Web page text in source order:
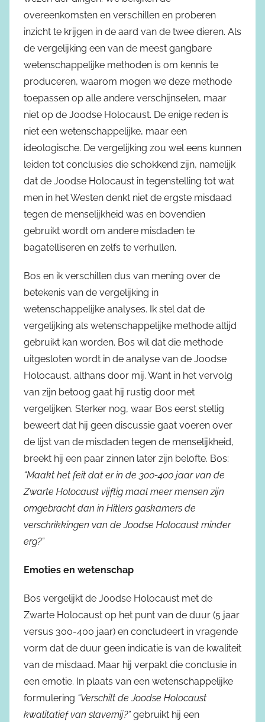
overeenkomsten en verschillen en proberen
inzicht te krijgen in de aard van de twee dieren. Als
de vergelijking een van de meest gangbare
wetenschappelijke methoden is om kennis te
produceren, waarom mogen we deze methode
toepassen op alle andere verschijnselen, maar
niet op de Joodse Holocaust. De enige reden is
niet een wetenschappelijke, maar een
ideologische. De vergelijking zou wel eens kunnen
leiden tot conclusies die schokkend zijn, namelijk
dat de Joodse Holocaust in tegenstelling tot wat
men in het Westen denkt niet de ergste misdaad
tegen de menselijkheid was en bovendien
gebruikt wordt om andere misdaden te
bagatelliseren en zelfs te verhullen.
Bos en ik verschillen dus van mening over de
betekenis van de vergelijking in
wetenschappelijke analyses. Ik stel dat de
vergelijking als wetenschappelijke methode altijd
gebruikt kan worden. Bos wil dat die methode
uitgesloten wordt in de analyse van de Joodse
Holocaust, althans door mij. Want in het vervolg
van zijn betoog gaat hij rustig door met
vergelijken. Sterker nog, waar Bos eerst stellig
beweert dat hij geen discussie gaat voeren over
de lijst van de misdaden tegen de menselijkheid,
breekt hij een paar zinnen later zijn belofte. Bos:
“Maakt het feit dat er in de 300-400 jaar van de
Zwarte Holocaust vijftig maal meer mensen zijn
omgebracht dan in Hitlers gaskamers de
verschrikkingen van de Joodse Holocaust minder
erg?”
Emoties en wetenschap
Bos vergelijkt de Joodse Holocaust met de
Zwarte Holocaust op het punt van de duur (5 jaar
versus 300-400 jaar) en concludeert in vragende
vorm dat de duur geen indicatie is van de kwaliteit
van de misdaad. Maar hij verpakt die conclusie in
een emotie. In plaats van een wetenschappelijke
formulering “Verschilt de Joodse Holocaust
kwalitatief van slavernij?”gebruikt hij een